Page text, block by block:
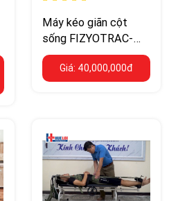
Máy kéo giãn cột
sống FIZYOTRAC-
100 – 8 cấp tốc độ
tăng lực, dải lực 1–
100 kg
Giá: 40,000,000đ